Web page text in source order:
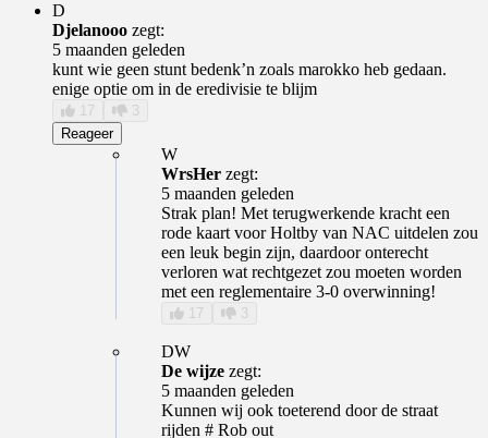
D
Djelanooo zegt:
5 maanden geleden
kunt wie geen stunt bedenk’n zoals marokko heb gedaan.
enige optie om in de eredivisie te blijm
17
3
Reageer
W
WrsHer zegt:
5 maanden geleden
Strak plan! Met terugwerkende kracht een
rode kaart voor Holtby van NAC uitdelen zou
een leuk begin zijn, daardoor onterecht
verloren wat rechtgezet zou moeten worden
met een reglementaire 3-0 overwinning!
17 3
DW
De wijze zegt:
5 maanden geleden
Kunnen wij ook toeterend door de straat
rijden # Rob out